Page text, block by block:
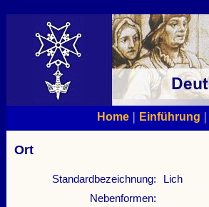
Home| Einführung |
Ort
Standardbezeichnung:
Lich
Nebenformen: